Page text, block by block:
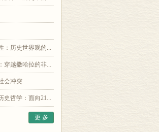
：历史世界观的...
穿越撒哈拉的非...
会冲突
史哲学：面向21...
更 多